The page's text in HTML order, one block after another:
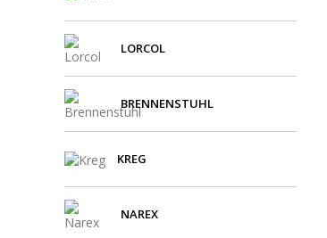
LORCOL
BRENNENSTUHL
KREG
NAREX